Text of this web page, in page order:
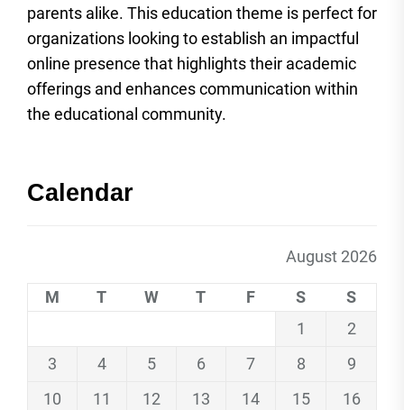
parents alike. This education theme is perfect for
organizations looking to establish an impactful
online presence that highlights their academic
offerings and enhances communication within
the educational community.
Calendar
August 2026
M T W T F S
S
1
2
3
4 5 6 7 8
9
10
11 12 13 14 15
16